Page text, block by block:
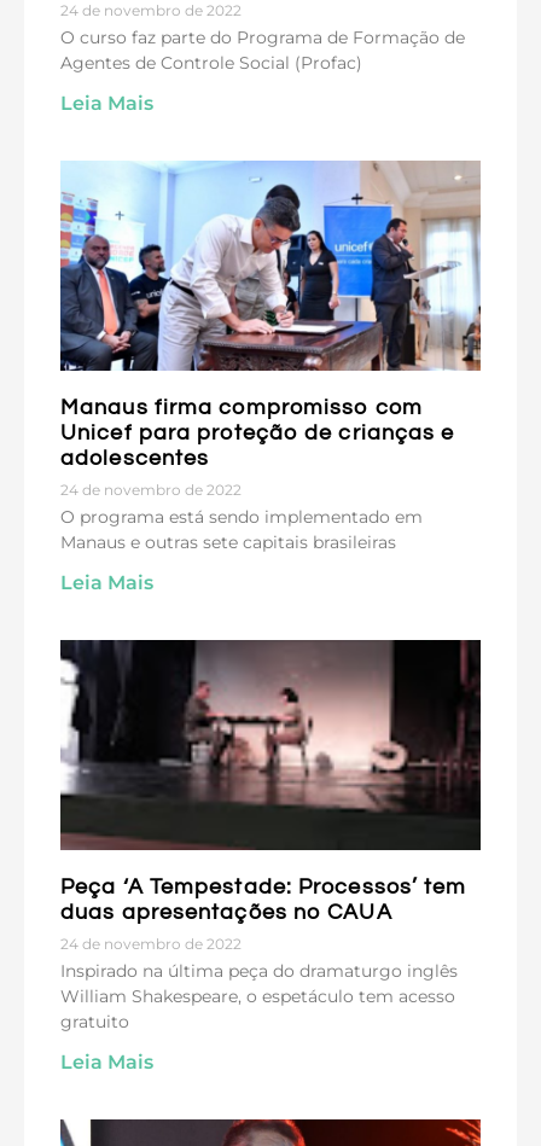
24 de novembro de 2022
O curso faz parte do Programa de Formação de
Agentes de Controle Social (Profac)
Leia Mais
Manaus firma compromisso com
Unicef para proteção de crianças e
adolescentes
24 de novembro de 2022
O programa está sendo implementado em
Manaus e outras sete capitais brasileiras
Leia Mais
Peça ‘A Tempestade: Processos’ tem
duas apresentações no CAUA
24 de novembro de 2022
Inspirado na última peça do dramaturgo inglês
William Shakespeare, o espetáculo tem acesso
gratuito
Leia Mais